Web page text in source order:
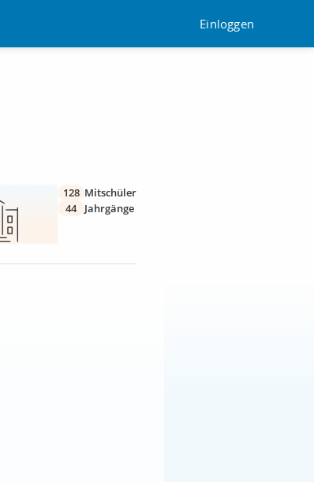
Einloggen
128 Mitschüler
44
Jahrgänge